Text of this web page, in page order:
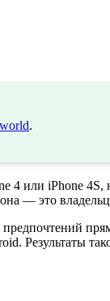
.
или iPhone 4S,
— это
Результаты